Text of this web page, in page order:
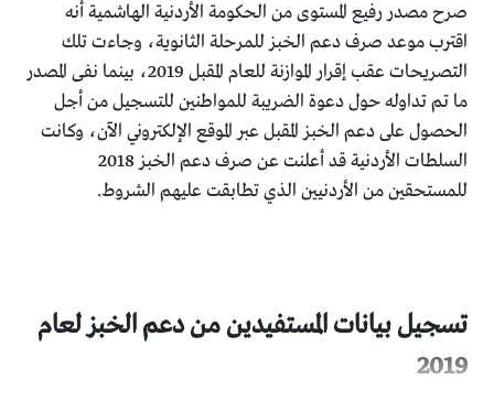
صرح مصدر رفيع المستوى من الحكومة الأردنية الهاشمية أنه
اقترب موعد صرف دعم الخبز للمرحلة الثانوية، وجاءت تلك
التصريحات عقب إقرار الموازنة للعام المقبل 2019، بينما نفى المصدر
ما تم تداوله حول دعوة الضريبة للمواطنين للتسجيل من أجل
الحصول على دعم الخبز المقبل عبر الموقع الإلكتروني الآن، وكانت
السلطات الأردنية قد أعلنت عن صرف دعم الخبز 2018
للمستحقين من الأردنيين الذي تطابقت عليهم الشروط.
تسجيل بيانات المستفيدين من دعم الخبز لعام
2019